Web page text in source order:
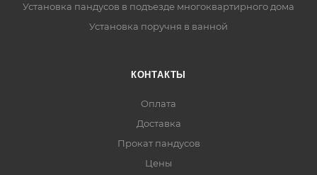
Установка пандусов в подъезде многоквартирного дома
Установка поручня в ванной
КОНТАКТЫ
Оплата
Доставка
Прокат пандусов
Цены